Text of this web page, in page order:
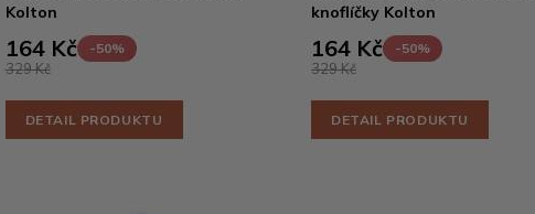
Kolton
164 Kč -50%
329 Kč
DETAIL PRODUKTU
knoflíčky Kolton
164 Kč -50%
329 Kč
DETAIL PRODUKTU